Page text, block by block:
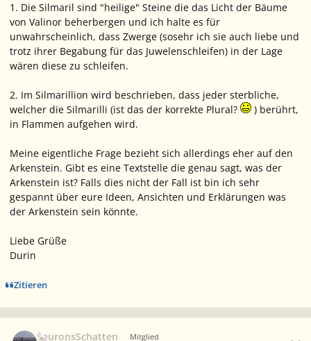
1. Die Silmaril sind "heilige" Steine die das Licht der Bäume
von Valinor beherbergen und ich halte es für
unwahrscheinlich, dass Zwerge (sosehr ich sie auch liebe und
trotz ihrer Begabung für das Juwelenschleifen) in der Lage
wären diese zu schleifen.
2. Im Silmarillion wird beschrieben, dass jeder sterbliche,
welcher die Silmarilli (ist das der korrekte Plural?
) berührt,
in Flammen aufgehen wird.
Meine eigentliche Frage bezieht sich allerdings eher auf den
Arkenstein. Gibt es eine Textstelle die genau sagt, was der
Arkenstein ist? Falls dies nicht der Fall ist bin ich sehr
gespannt über eure Ideen, Ansichten und Erklärungen was
der Arkenstein sein könnte.
Liebe Grüße
Durin
Zitieren
SauronsSchatten Mitglied